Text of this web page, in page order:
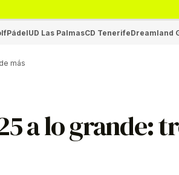
PádelUD Las PalmasCD TenerifeDreamland
más
a lo grande: